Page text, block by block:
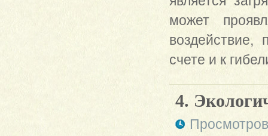
может
воздействие,
счете и к
4.